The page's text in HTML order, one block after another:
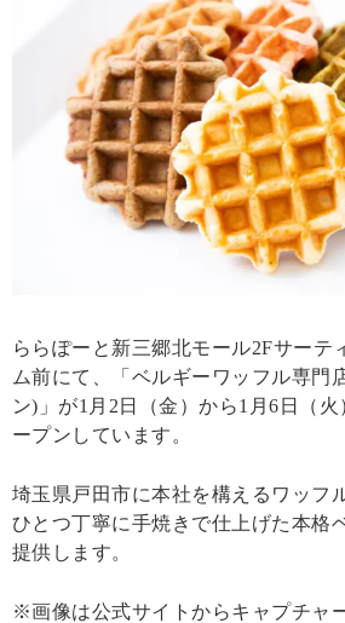
ららぽーと新三郷北モール2Fサーテ
ム前にて、「ベルギーワッフル専門
ン)」が1月2日（金）から1月6日（
ープンしています。
埼玉県戸田市に本社を構えるワッフ
ひとつ丁寧に手焼きで仕上げた本格
提供します。
※画像は公式サイトからキャプチャ